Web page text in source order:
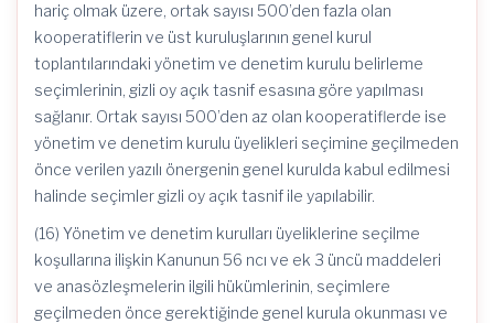
hariç olmak üzere, ortak sayısı 500’den fazla olan
kooperatiflerin ve üst kuruluşlarının genel kurul
toplantılarındaki yönetim ve denetim kurulu belirleme
seçimlerinin, gizli oy açık tasnif esasına göre yapılması
sağlanır. Ortak sayısı 500’den az olan kooperatiflerde ise
yönetim ve denetim kurulu üyelikleri seçimine geçilmeden
önce verilen yazılı önergenin genel kurulda kabul edilmesi
halinde seçimler gizli oy açık tasnif ile yapılabilir.
(16) Yönetim ve denetim kurulları üyeliklerine seçilme
koşullarına ilişkin Kanunun 56 ncı ve ek 3 üncü maddeleri
ve anasözleşmelerin ilgili hükümlerinin, seçimlere
geçilmeden önce gerektiğinde genel kurula okunması ve